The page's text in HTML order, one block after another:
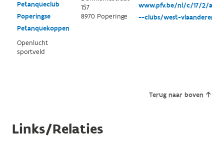
Petanqueclub
Poperingse
Petanquekoppen
Openlucht
sportveld
157
8970 Poperinge
www.pfv.be/nl/c/17/2/
--clubs/west-
Terug naar boven
Links/Relaties